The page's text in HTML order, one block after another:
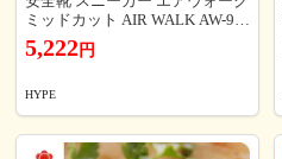
ミッドカット AIR WALK AW-94
0 AW-950 7986850 メンズ おし
ゃれ 耐滑底 樹脂先芯 ストレッ
業靴(25.0cm,AW-950_ホワイト)
5,222円
HYPE